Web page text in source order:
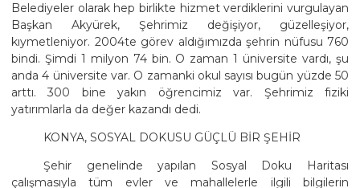
Belediyeler olarak hep birlikte hizmet verdiklerini vurgulayan
Başkan Akyürek, Şehrimiz değişiyor, güzelleşiyor,
kıymetleniyor. 2004te görev aldığımızda şehrin nüfusu 760
bindi. Şimdi 1 milyon 74 bin. O zaman 1 üniversite vardı, şu
anda 4 üniversite var. O zamanki okul sayısı bugün yüzde 50
arttı. 300 bine yakın öğrencimiz var. Şehrimiz fiziki
yatırımlarla da değer kazandı dedi.
KONYA, SOSYAL DOKUSU GÜÇLÜ BİR ŞEHİR
Şehir genelinde yapılan Sosyal Doku Haritası
çalışmasıyla tüm evler ve mahallelerle ilgili bilgilerin